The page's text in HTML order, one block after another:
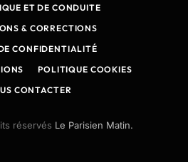
ET DE CONDUITE
& CORRECTIONS
CONFIDENTIALITÉ
POLITIQUE COOKIES
CONTACTER
réservés Le Parisien Matin.